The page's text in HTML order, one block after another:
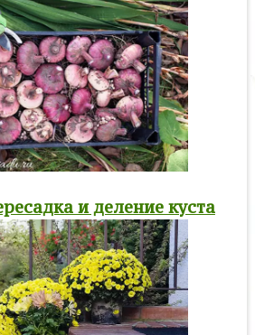
и деление куста